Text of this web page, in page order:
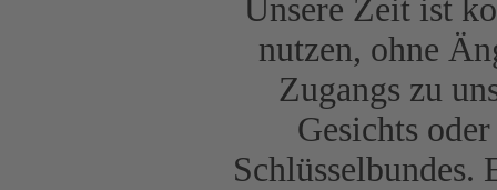
Unsere Zeit ist
nutzen, ohne
Zugangs zu
Gesichts
Schlüsselbundes.